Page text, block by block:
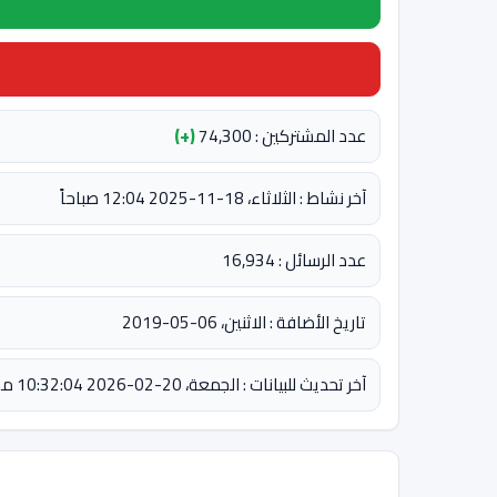
عدد المشتركين : 74,300
(+)
آخر نشاط : الثلاثاء، 18-11-2025 12:04 صباحاً
عدد الرسائل : 16,934
تاريخ الأضافة : الاثنين، 06-05-2019
آخر تحديث للبيانات : الجمعة، 20-02-2026 10:32:04 مساءً